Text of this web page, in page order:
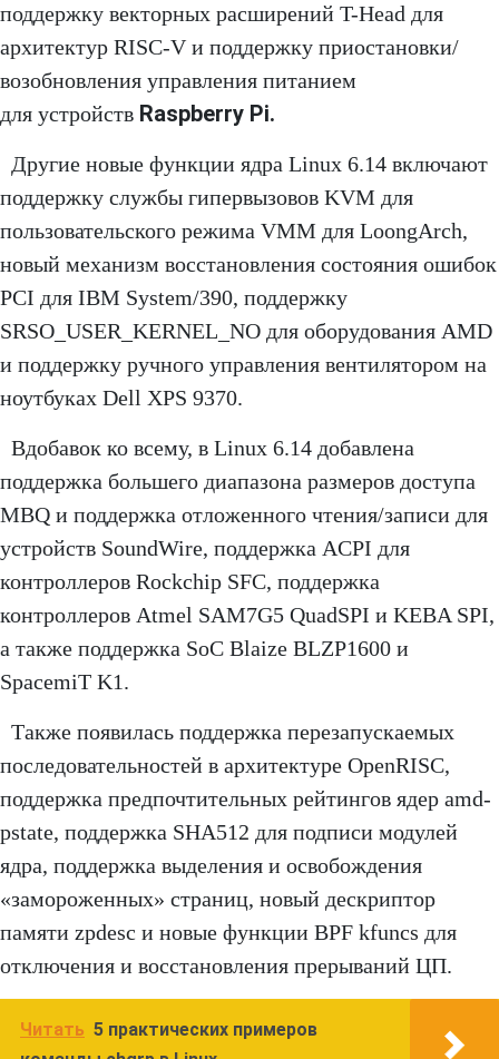
поддержку векторных расширений T-Head для
архитектур RISC-V и поддержку приостановки/
возобновления управления питанием
для устройств Raspberry Pi.
Другие новые функции ядра Linux 6.14 включают
поддержку службы гипервызовов KVM для
пользовательского режима VMM для LoongArch,
новый механизм восстановления состояния ошибок
PCI для IBM System/390, поддержку
SRSO_USER_KERNEL_NO для оборудования AMD
и поддержку ручного управления вентилятором на
ноутбуках Dell XPS 9370.
Вдобавок ко всему, в Linux 6.14 добавлена ​​
поддержка большего диапазона размеров доступа
MBQ и поддержка отложенного чтения/записи для
устройств SoundWire, поддержка ACPI для
контроллеров Rockchip SFC, поддержка
контроллеров Atmel SAM7G5 QuadSPI и KEBA SPI,
а также поддержка SoC Blaize BLZP1600 и
SpacemiT K1.
Также появилась поддержка перезапускаемых
последовательностей в архитектуре OpenRISC,
поддержка предпочтительных рейтингов ядер amd-
pstate, поддержка SHA512 для подписи модулей
ядра, поддержка выделения и освобождения
«замороженных» страниц, новый дескриптор
памяти zpdesc и новые функции BPF kfuncs для
отключения и восстановления прерываний ЦП.
Читать 5 практических примеров